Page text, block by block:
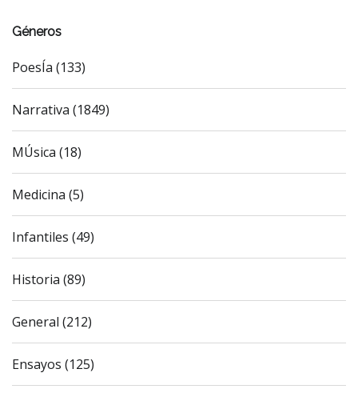
Géneros
PoesÍa (133)
Narrativa (1849)
MÚsica (18)
Medicina (5)
Infantiles (49)
Historia (89)
General (212)
Ensayos (125)